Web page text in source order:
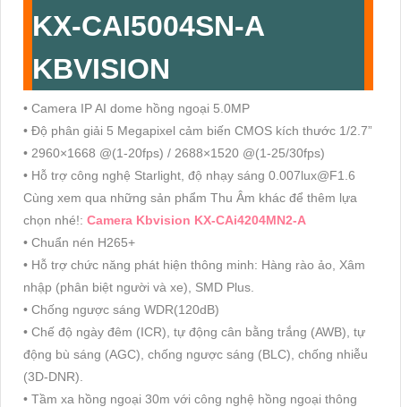
KX-CAI5004SN-A
KBVISION
• Camera IP AI dome hồng ngoại 5.0MP
• Độ phân giải 5 Megapixel cảm biến CMOS kích thước 1/2.7”
• 2960×1668 @(1-20fps) / 2688×1520 @(1-25/30fps)
• Hỗ trợ công nghệ Starlight, độ nhạy sáng 0.007lux@F1.6
Cùng xem qua những sản phẩm Thu Âm khác để thêm lựa
chọn nhé!: Camera Kbvision KX-CAi4204MN2-A
• Chuẩn nén H265+
• Hỗ trợ chức năng phát hiện thông minh: Hàng rào ảo, Xâm
nhập (phân biệt người và xe), SMD Plus.
• Chống ngược sáng WDR(120dB)
• Chế độ ngày đêm (ICR), tự động cân bằng trắng (AWB), tự
động bù sáng (AGC), chống ngược sáng (BLC), chống nhiễu
(3D-DNR).
• Tầm xa hồng ngoại 30m với công nghệ hồng ngoại thông